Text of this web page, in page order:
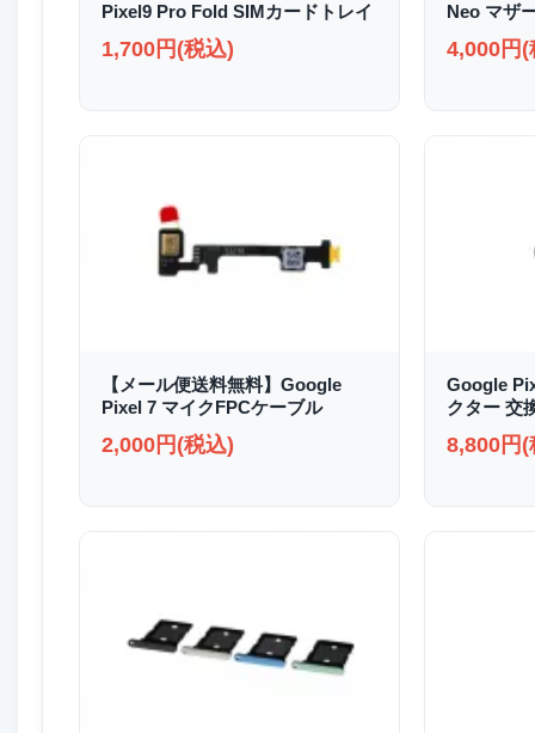
Pixel9 Pro Fold SIMカードトレイ
1,700円(税込)
Neo マザ
4,000円(
【メール便送料無料】Google
Pixel 7 マイクFPCケーブル
2,000円(税込)
Google
クター 交
8,800円(